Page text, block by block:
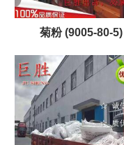
菊粉 (9005-80-5)